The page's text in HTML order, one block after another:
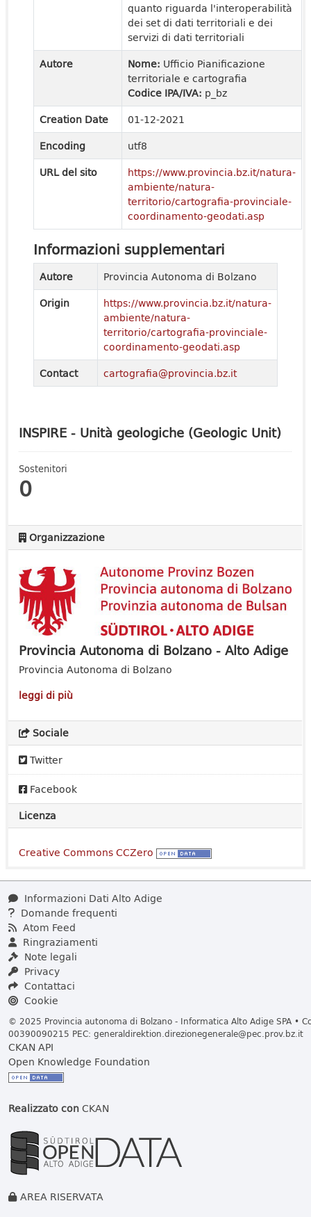
INSPIRE - Unità geologiche (Geologic Unit)
Sostenitori
0
Organizzazione
Provincia Autonoma di Bolzano - Alto Adige
Provincia Autonoma di Bolzano
leggi di più
Sociale
Twitter
Facebook
Licenza
Creative Commons CCZero
quanto riguarda l'interoperabilità
dei set di dati territoriali e dei
servizi di dati territoriali
Autore
Nome: Ufficio Pianificazione
territoriale e cartografia
Codice IPA/IVA: p_bz
Creation Date
01-12-2021
Encoding
utf8
URL del sito
https://www.provincia.bz.it/natura-
ambiente/natura-
territorio/cartografia-provinciale-
coordinamento-geodati.asp
Informazioni supplementari
Autore
Provincia Autonoma di Bolzano
Origin
https://www.provincia.bz.it/natura-
ambiente/natura-
territorio/cartografia-provinciale-
coordinamento-geodati.asp
Contact
cartografia@provincia.bz.it
Informazioni Dati Alto Adige
Domande frequenti
Atom Feed
Ringraziamenti
Note legali
Privacy
Contattaci
Cookie
© 2025 Provincia autonoma di Bolzano - Informatica Alto Adige SPA •
00390090215 PEC: generaldirektion.direzionegenerale@pec.prov.bz.it
CKAN API
Open Knowledge Foundation
Realizzato conCKAN
AREA RISERVATA